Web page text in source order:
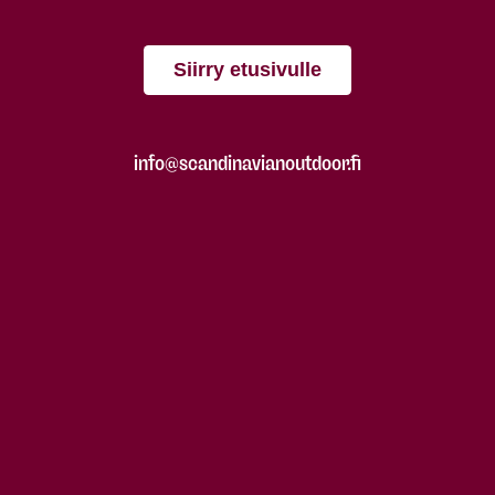
Siirry etusivulle
info@scandinavianoutdoor.fi